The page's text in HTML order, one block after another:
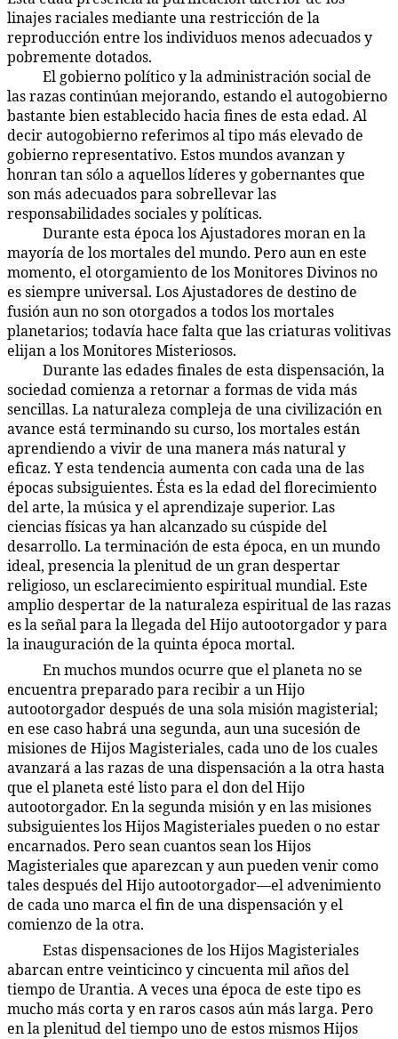
linajes raciales mediante una restricción de la
reproducción entre los individuos menos adecuados y
pobremente dotados.
El gobierno político y la administración social de
las razas continúan mejorando, estando el autogobierno
bastante bien establecido hacia fines de esta edad. Al
decir autogobierno referimos al tipo más elevado de
gobierno representativo. Estos mundos avanzan y
honran tan sólo a aquellos líderes y gobernantes que
son más adecuados para sobrellevar las
responsabilidades sociales y políticas.
Durante esta época los Ajustadores moran en la
mayoría de los mortales del mundo. Pero aun en este
momento, el otorgamiento de los Monitores Divinos no
es siempre universal. Los Ajustadores de destino de
fusión aun no son otorgados a todos los mortales
planetarios; todavía hace falta que las criaturas volitivas
elijan a los Monitores Misteriosos.
Durante las edades finales de esta dispensación, la
sociedad comienza a retornar a formas de vida más
sencillas. La naturaleza compleja de una civilización en
avance está terminando su curso, los mortales están
aprendiendo a vivir de una manera más natural y
eficaz. Y esta tendencia aumenta con cada una de las
épocas subsiguientes. Ésta es la edad del florecimiento
del arte, la música y el aprendizaje superior. Las
ciencias físicas ya han alcanzado su cúspide del
desarrollo. La terminación de esta época, en un mundo
ideal, presencia la plenitud de un gran despertar
religioso, un esclarecimiento espiritual mundial. Este
amplio despertar de la naturaleza espiritual de las razas
es la señal para la llegada del Hijo autootorgador y para
la inauguración de la quinta época mortal.
En muchos mundos ocurre que el planeta no se
encuentra preparado para recibir a un Hijo
autootorgador después de una sola misión magisterial;
en ese caso habrá una segunda, aun una sucesión de
misiones de Hijos Magisteriales, cada uno de los cuales
avanzará a las razas de una dispensación a la otra hasta
que el planeta esté listo para el don del Hijo
autootorgador. En la segunda misión y en las misiones
subsiguientes los Hijos Magisteriales pueden o no estar
encarnados. Pero sean cuantos sean los Hijos
Magisteriales que aparezcan y aun pueden venir como
tales después del Hijo autootorgador—el advenimiento
de cada uno marca el fin de una dispensación y el
comienzo de la otra.
Estas dispensaciones de los Hijos Magisteriales
abarcan entre veinticinco y cincuenta mil años del
tiempo de Urantia. A veces una época de este tipo es
mucho más corta y en raros casos aún más larga. Pero
en la plenitud del tiempo uno de estos mismos Hijos